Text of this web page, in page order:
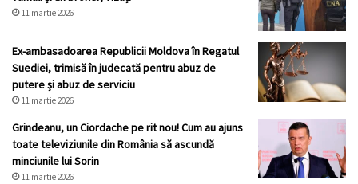
11 martie 2026
Ex-ambasadoarea Republicii Moldova în Regatul
Suediei, trimisă în judecată pentru abuz de
putere și abuz de serviciu
11 martie 2026
Grindeanu, un Ciordache pe rit nou! Cum au ajuns
toate televiziunile din România să ascundă
minciunile lui Sorin
11 martie 2026